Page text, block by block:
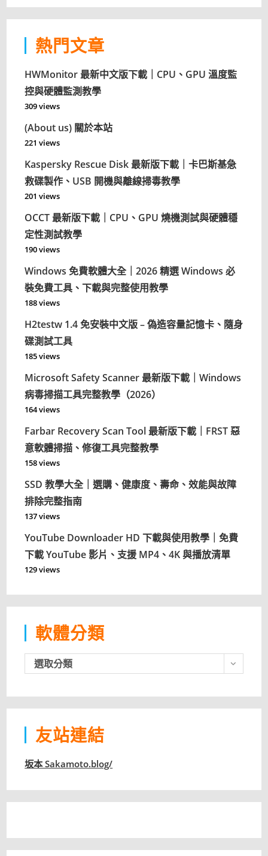
熱門文章
HWMonitor 最新中文版下載｜CPU、GPU 溫度監
控與硬體監測教學
309 views
(About us) 關於本站
221 views
Kaspersky Rescue Disk 最新版下載｜卡巴斯基急
救碟製作、USB 開機與離線掃毒教學
201 views
OCCT 最新版下載｜CPU、GPU 燒機測試與硬體穩
定性測試教學
190 views
Windows 免費軟體大全｜2026 精選 Windows 必
裝免費工具、下載與完整使用教學
188 views
H2testw 1.4 免安裝中文版 – 偽造容量記憶卡、隨身
碟測試工具
185 views
Microsoft Safety Scanner 最新版下載｜Windows
病毒掃描工具完整教學（2026）
164 views
Farbar Recovery Scan Tool 最新版下載｜FRST 惡
意軟體掃描、修復工具完整教學
158 views
SSD 教學大全｜選購、健康度、壽命、效能與故障
排除完整指南
137 views
YouTube Downloader HD 下載與使用教學｜免費
下載 YouTube 影片、支援 MP4、4K 與播放清單
129 views
軟體分類
體
選取分類
友站連結
坂本 Sakamoto.blog/